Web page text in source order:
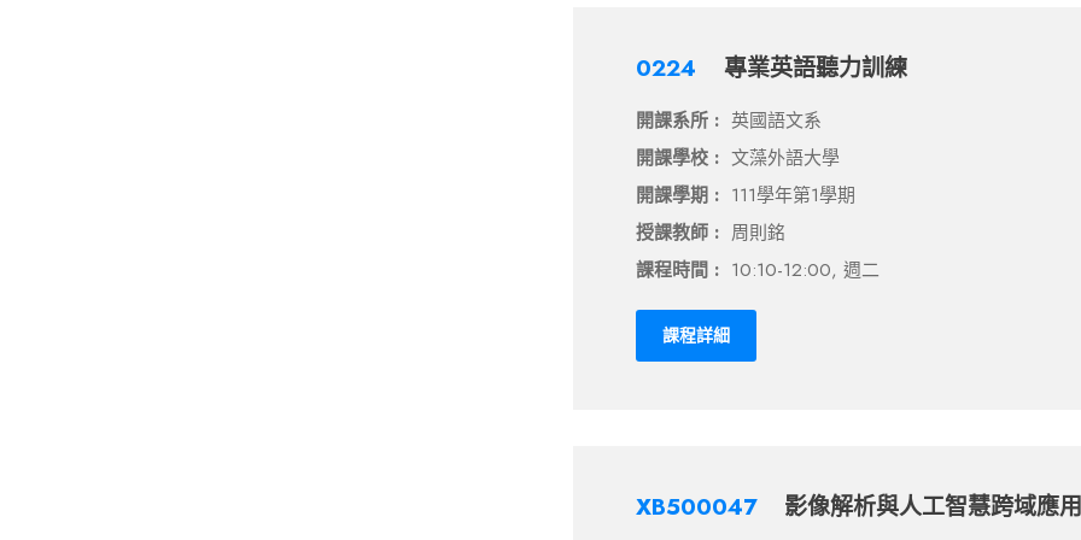
0224 專業英語聽力訓練
開課系所 : 英國語文系
開課學校 : 文藻外語大學
開課學期 : 111學年第1學期
授課教師 : 周則銘
課程時間 : 10:10-12:00, 週二
課程詳細
XB500047 影像解析與人工智慧跨域應用